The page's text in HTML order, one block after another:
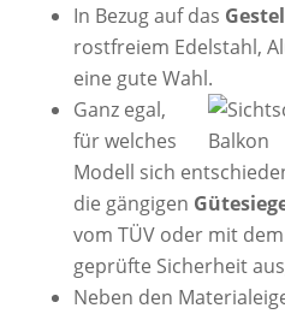
In Bezug auf das
rostfreiem Edelstahl,
eine gute Wahl.
Ganz egal,
für welches
Modell sich
die gängigen
vom TÜV oder mit
geprüfte Sicherheit
Neben den